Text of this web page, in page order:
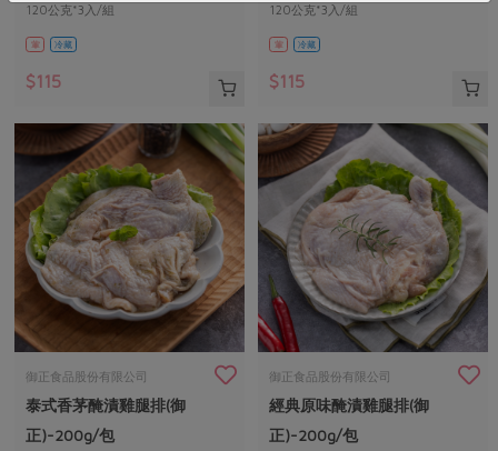
120公克*3入/組
葷 冷藏
$115
120公克*3入/組
葷 冷藏
$115
御正食品股份有限公司
泰式香茅醃漬雞腿排(御
正)-200g/包
御正食品股份有限公司
經典原味醃漬雞腿排(御
正)-200g/包